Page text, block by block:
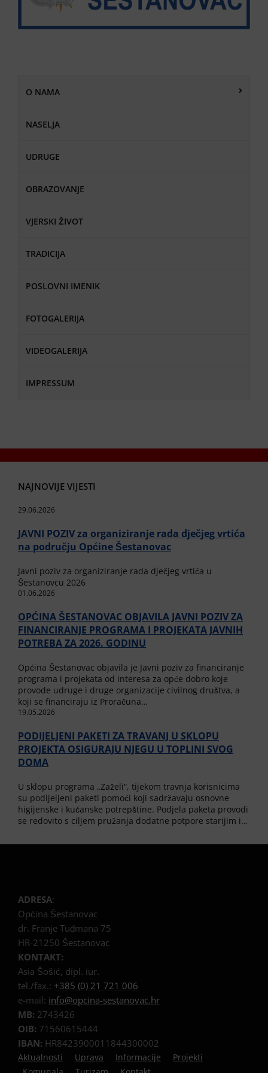
O NAMA
NASELJA
UDRUGE
OBRAZOVANJE
VJERSKI ŽIVOT
TRADICIJA
POSLOVNI IMENIK
FOTOGALERIJA
VIDEOGALERIJA
IMPRESSUM
NAJNOVIJE VIJESTI
29.06.2026
JAVNI POZIV za organiziranje rada dječjeg vrtića
na području Općine Šestanovac
Javni poziv za organiziranje rada dječjeg vrtića u
Šestanovcu 2026
01.06.2026
OPĆINA ŠESTANOVAC OBJAVILA JAVNI POZIV ZA
FINANCIRANJE PROGRAMA I PROJEKATA JAVNIH
POTREBA ZA 2026. GODINU
Općina Šestanovac objavila je Javni poziv za financiranje
programa i projekata od interesa za opće dobro koje
provode udruge i druge organizacije civilnog društva, a
koji se financiraju iz Proračuna…
19.05.2026
PODIJELJENI PAKETI ZA TRAVANJ U SKLOPU
PROJEKTA OSIGURAJU NJEGU U TOPLINI SVOG
DOMA
U sklopu programa „Zaželi“, tijekom travnja korisnicima
su podijeljeni paketi pomoći koji sadržavaju osnovne
higijenske i kućanske potrepštine. Podjela paketa provodi
se redovito s ciljem pružanja dodatne potpore starijim i…
ADRESA:
Općina Šestanovac
dr. Franje Tuđmana 75
HR-21250 Šestanovac
KONTAKT:
Asia Šošić, dipl. iur.
tel./fax.: +385 (0) 21 721 006
e-mail: info@opcina-sestanovac.hr
MB: 2743426
OIB: 71560615444
IBAN: HR8423900011844300002
Aktualnosti Uprava Informacije
Projekti